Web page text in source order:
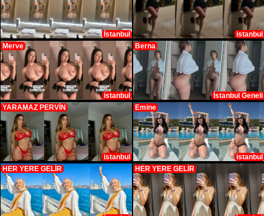
İstanbul
istanbul
Merve
istanbul
Berna
İstanbul Geneli
YARAMAZ PERVİN
istanbul
Emine
istanbul
HER YERE GELİR
HER YERE GELİR